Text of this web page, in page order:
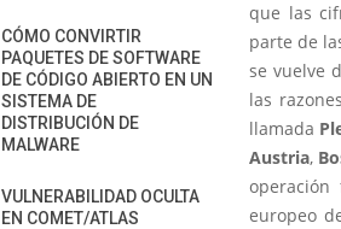
que las
parte de
se vuelve
las
llamada
Austria,
europeo
CÓMO CONVIRTIR
PAQUETES DE SOFTWARE
DE CÓDIGO ABIERTO EN UN
SISTEMA DE
DISTRIBUCIÓN DE
MALWARE
VULNERABILIDAD OCULTA
EN COMET/ATLAS